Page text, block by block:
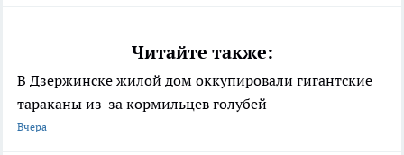
Читайте также:
В Дзержинске жилой дом оккупировали гигантские
тараканы из-за кормильцев голубей
Вчера